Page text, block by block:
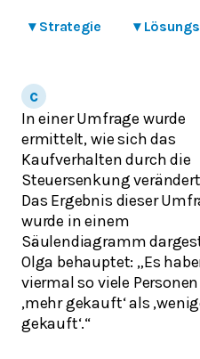
▾ Strategie ▾
In einer Umfrage wurde
ermittelt, wie sich das
Kaufverhalten durch die
Steuersenkung
Das Ergebnis dieser
wurde in einem
Säulendiagramm
Olga behauptet: „Es
viermal so viele Personen
‚mehr gekauft‘ als
gekauft‘.“